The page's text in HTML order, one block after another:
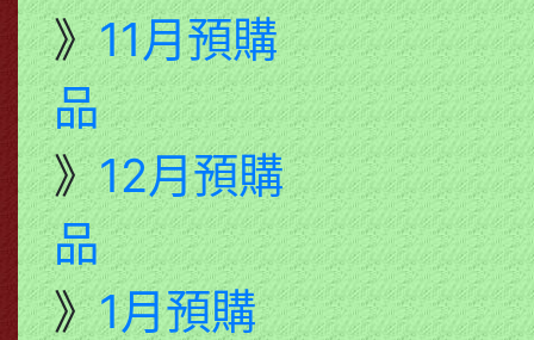
》11月預購
品
》12月預購
品
》1月預購